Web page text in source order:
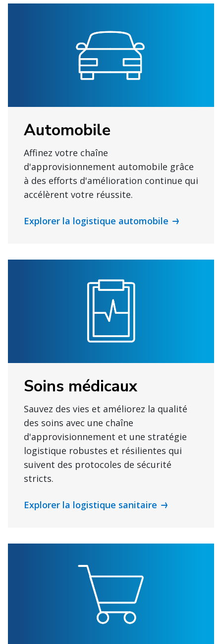
Automobile
Affinez votre chaîne
d'approvisionnement automobile grâce
à des efforts d'amélioration continue qui
accélèrent votre réussite.
Explorer la logistique automobile
Soins médicaux
Sauvez des vies et améliorez la qualité
des soins avec une chaîne
d'approvisionnement et une stratégie
logistique robustes et résilientes qui
suivent des protocoles de sécurité
stricts.
Explorer la logistique sanitaire